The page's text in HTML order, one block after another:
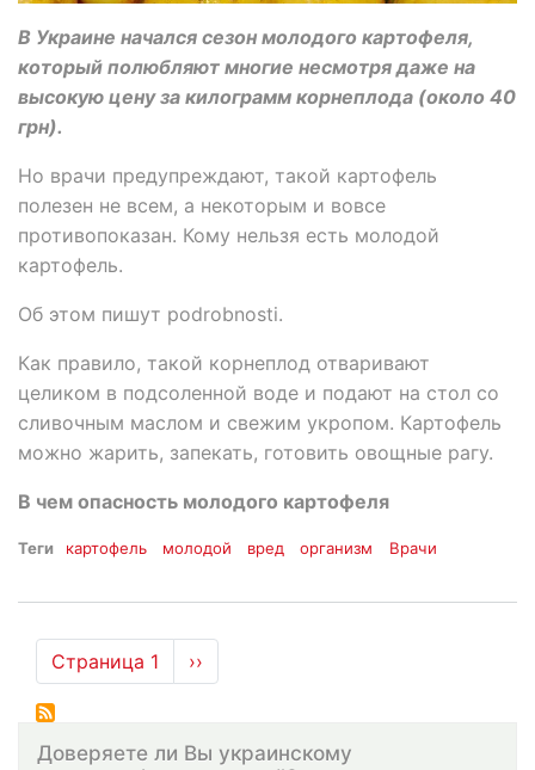
В Украине начался сезон молодого картофеля,
который полюбляют многие несмотря даже на
высокую цену за килограмм корнеплода (около 40
грн).
Но врачи предупреждают, такой картофель
полезен не всем, а некоторым и вовсе
противопоказан. Кому нельзя есть молодой
картофель.
Об этом пишут podrobnosti.
Как правило, такой корнеплод отваривают
целиком в подсоленной воде и подают на стол со
сливочным маслом и свежим укропом. Картофель
можно жарить, запекать, готовить овощные рагу.
В чем опасность молодого картофеля
Теги картофель молодой вред организм Врачи
Нумерация
страниц
Страница 1
Следующая
страница
››
Доверяете ли Вы украинскому